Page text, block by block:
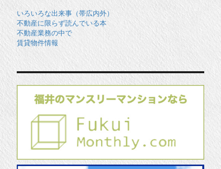
いろいろな出来事（帯広内外）
不動産に限らず読んでいる本
不動産業務の中で
賃貸物件情報